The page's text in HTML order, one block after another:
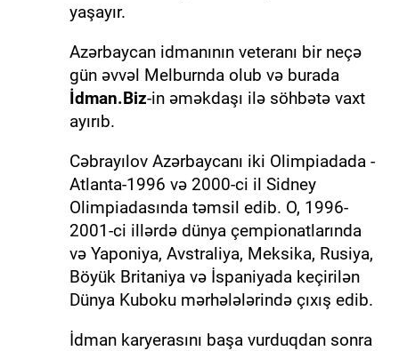
yaşayır.
Azərbaycan idmanının veteranı bir neçə
gün əvvəl Melburnda olub və burada
İdman.Biz-in əməkdaşı ilə söhbətə vaxt
ayırıb.
Cəbrayılov Azərbaycanı iki Olimpiadada -
Atlanta-1996 və 2000-ci il Sidney
Olimpiadasında təmsil edib. O, 1996-
2001-ci illərdə dünya çempionatlarında
və Yaponiya, Avstraliya, Meksika, Rusiya,
Böyük Britaniya və İspaniyada keçirilən
Dünya Kuboku mərhələlərində çıxış edib.
İdman karyerasını başa vurduqdan sonra